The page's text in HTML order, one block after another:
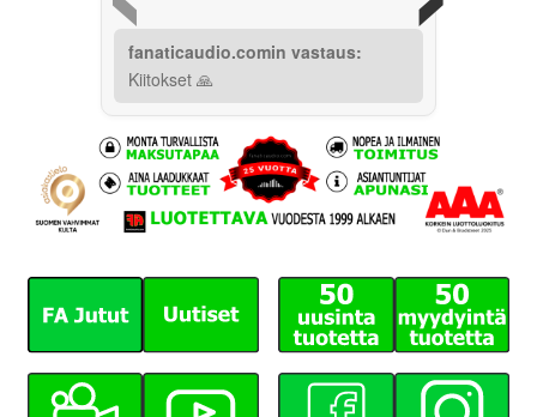
fanaticaudio.comin vastaus:
Kiitokset 🙏